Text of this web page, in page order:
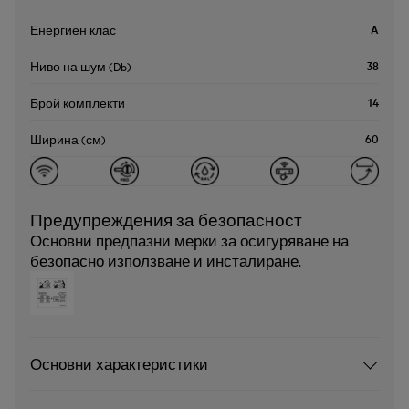
Енергиен клас A
Ниво на шум (Db) 38
Брой комплекти 14
Ширина (см) 60
Предупреждения за безопасност
Основни предпазни мерки за осигуряване на
безопасно използване и инсталиране.
Основни характеристики